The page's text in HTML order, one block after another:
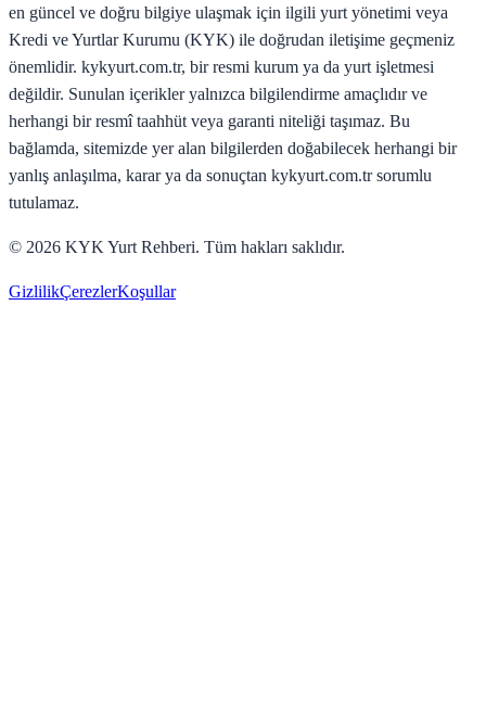
en güncel ve doğru bilgiye ulaşmak için ilgili yurt yönetimi veya
Kredi ve Yurtlar Kurumu (KYK) ile doğrudan iletişime geçmeniz
önemlidir. kykyurt.com.tr, bir resmi kurum ya da yurt işletmesi
değildir. Sunulan içerikler yalnızca bilgilendirme amaçlıdır ve
herhangi bir resmî taahhüt veya garanti niteliği taşımaz. Bu
bağlamda, sitemizde yer alan bilgilerden doğabilecek herhangi bir
yanlış anlaşılma, karar ya da sonuçtan kykyurt.com.tr sorumlu
tutulamaz.
© 2026 KYK Yurt Rehberi. Tüm hakları saklıdır.
GizlilikÇerezlerKoşullar